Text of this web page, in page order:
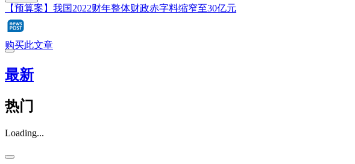
【预算案】我国2022财年整体财政赤字料缩窄至30亿元
购买此文章
最新
热门
Loading...